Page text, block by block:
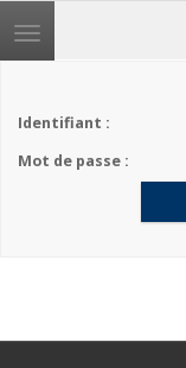
Toggle
navigation
Identifiant :
Mot de passe :